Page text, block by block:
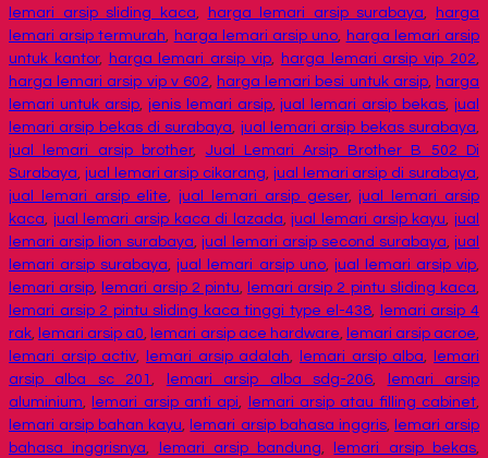
lemari arsip sliding kaca, harga lemari arsip surabaya,
harga
lemari arsip termurah, harga lemari arsip uno, harga lemari arsip
untuk kantor, harga lemari arsip vip, harga lemari arsip vip 202,
harga lemari arsip vip v 602, harga lemari besi untuk arsip, harga
lemari untuk arsip, jenis lemari arsip,jual lemari arsip bekas,jual
lemari arsip bekas di surabaya, jual lemari arsip bekas surabaya,
jual lemari arsip brother, Jual Lemari Arsip Brother B 502 Di
Surabaya, jual lemari arsip cikarang, jual lemari arsip di surabaya,
jual lemari arsip elite,jual lemari arsip geser,jual lemari arsip
kaca, jual lemari arsip kaca di lazada,jual lemari arsip kayu,jual
lemari arsip lion surabaya,jual lemari arsip second surabaya,jual
lemari arsip surabaya,jual lemari arsip uno, jual lemari arsip vip,
lemari arsip, lemari arsip 2 pintu, lemari arsip 2 pintu sliding kaca,
lemari arsip 2 pintu sliding kaca tinggi type el-438,
lemari arsip 4
rak, lemari arsip a0, lemari arsip ace hardware, lemari arsip acroe,
lemari arsip activ, lemari arsip adalah, lemari arsip alba,
lemari
arsip alba sc 201, lemari arsip alba sdg-206,
lemari arsip
aluminium, lemari arsip anti api, lemari arsip atau filling cabinet,
lemari arsip bahan kayu, lemari arsip bahasa inggris, lemari arsip
bahasa inggrisnya, lemari arsip bandung, lemari arsip bekas,